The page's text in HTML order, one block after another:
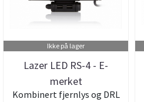
Ikke på lager
Lazer LED RS-4 - E-
merket
Kombinert fjernlys og DRL